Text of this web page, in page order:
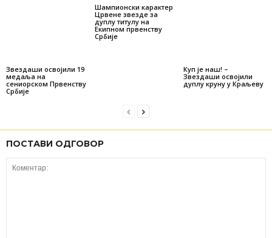
Звездаши освојили 19
медаља на
сениорском Првенству
Србије
Шампионски карактер
Црвене звезде за
дуплу титулу на
Екипном првенству
Србије
Куп је наш! –
Звездаши освојили
дуплу круну у Краљеву
ПОСТАВИ ОДГОВОР